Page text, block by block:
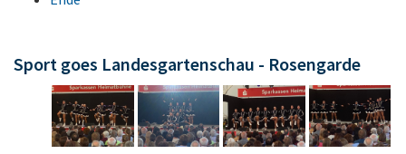
Sport goes Landesgartenschau - Rosengarde